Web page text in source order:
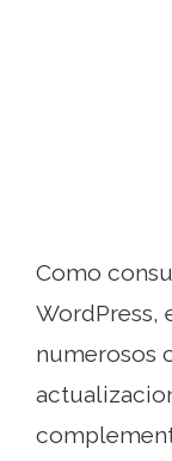
Como
WordPress,
numerosos